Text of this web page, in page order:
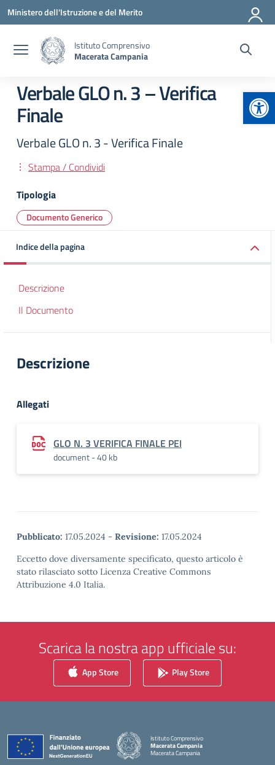
Vai ai contenuti
Vai al menu di navigazione
Vai al footer
Ministero dell'Istruzione e del Merito
Istituto Comprensivo
Macerata Campania
Verbale GLO n. 3 – Verifica
Finale
Verbale GLO n. 3 - Verifica Finale
Stampa / Condividi
Tipologia
Documento Generico
Indice della pagina
Descrizione
Il Documento
Descrizione
Allegati
GLO N. 3 VERIFICA FINALE PEI
document - 40 kb
Pubblicato: 17.05.2024 - Revisione: 17.05.2024
Eccetto dove diversamente specificato, questo articolo è
stato rilasciato sotto Licenza Creative Commons
Attribuzione 4.0 Italia.
Scarica la nostra app ufficiale su:
App Store Play Store
Istituto Comprensivo
Macerata Campania
Macerata Campania
— Visita la pagina iniziale della scuola